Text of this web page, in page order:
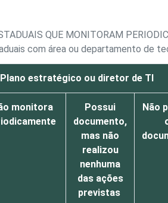
QUE MONITORAM
com área ou departamento de
Plano estratégico ou diretor de TI
monitora
Possui
documento,
mas não
realizou
nenhuma
das ações
previstas
Não